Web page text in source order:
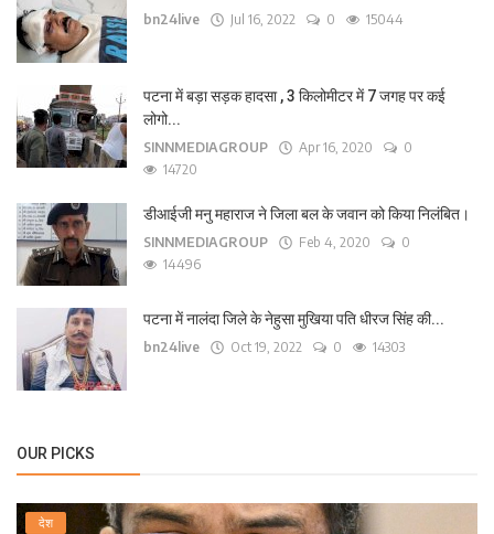
bn24live Jul 16, 2022 0 15044
पटना में बड़ा सड़क हादसा , 3 किलोमीटर में 7 जगह पर कई
लोगो...
SINNMEDIAGROUP Apr 16, 2020
0
14720
डीआईजी मनु महाराज ने जिला बल के जवान को किया निलंबित।
SINNMEDIAGROUP Feb 4, 2020
0
14496
पटना में नालंदा जिले के नेहुसा मुखिया पति धीरज सिंह की...
bn24live Oct 19, 2022 0 14303
OUR PICKS
देश